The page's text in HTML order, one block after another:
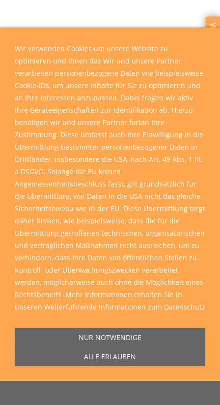
Straße 129, 57072 Siegen.
Wir verwenden Cookies um unsere Website zu
optimieren und Ihnen das Wir und unsere Partner
verarbeiten personenbezogene Daten wie beispielsweise
Cookie-IDs, um unsere Inhalte für Sie zu optimieren und
an Ihre Interessen anzupassen. Dabei fragen wir aktiv
Ihre Geräteeigenschaften zur Identifikation ab. Hierzu
benötigen wir und unsere Partner fortan Ihre
Zustimmung. Diese umfasst auch Ihre Einwilligung in die
Übermittlung bestimmter personenbezogener Daten in
Drittländer, insbesondere die USA, nach Art. 49 Abs. 1 lit.
a DSGVO. Solange die EU keinen
Angemessenheitsbeschluss fasst, gilt grundsätzlich für
die Übermittlung von Daten in die USA nicht das gleiche
Sicherheitsniveau wie in der EU. Diese Übermittlung birgt
daher Risiken, wie beispielsweise, dass die für die
Übermittlung getroffenen technischen, organisatorischen
und vertraglichen Maßnahmen nicht ausreichen, um zu
verhindern, dass Ihre Daten von öffentlichen Stellen zu
Kontroll- oder Überwachungszwecken verarbeitet
werden, möglicherweise auch ohne die Möglichkeit eines
Rechtsbehelfs. Mehr Informationen erhalten Sie in
unseren Weiterführende Informationen zum Datenschutz
NUR NOTWENDIGE
ALLE ERLAUBEN